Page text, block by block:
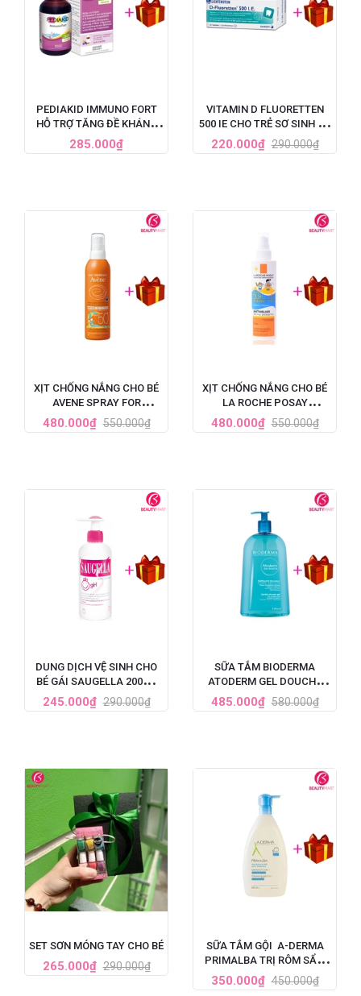
PEDIAKID IMMUNO FORT
HỖ TRỢ TĂNG ĐỀ KHÁNG
CHO TRẺ 125ML
285.000₫
VITAMIN D FLUORETTEN
500 IE CHO TRẺ SƠ SINH VÀ
TRẺ NHỎ
220.000₫ 290.000₫
XỊT CHỐNG NẮNG CHO BÉ
AVENE SPRAY FOR
CHILDREN SPF 50+
480.000₫ 550.000₫
XỊT CHỐNG NẮNG CHO BÉ
LA ROCHE POSAY
ANTHELIOS DERMO
PEDIATRICS SPF 50+ 200ML
480.000₫ 550.000₫
DUNG DỊCH VỆ SINH CHO
BÉ GÁI SAUGELLA 200ML
HÀNG PHÁP
245.000₫ 290.000₫
SỮA TẮM BIODERMA
ATODERM GEL DOUCHE
PHÁP 1 LÍT
485.000₫ 580.000₫
SET SƠN MÓNG TAY CHO BÉ
265.000₫ 290.000₫
SỮA TẮM GỘI A-DERMA
PRIMALBA TRỊ RÔM SẨY,
MẨN NGỨA VÀ VIÊM DA CƠ
ĐỊA Ở TRẺ NHỎ
350.000₫ 450.000₫